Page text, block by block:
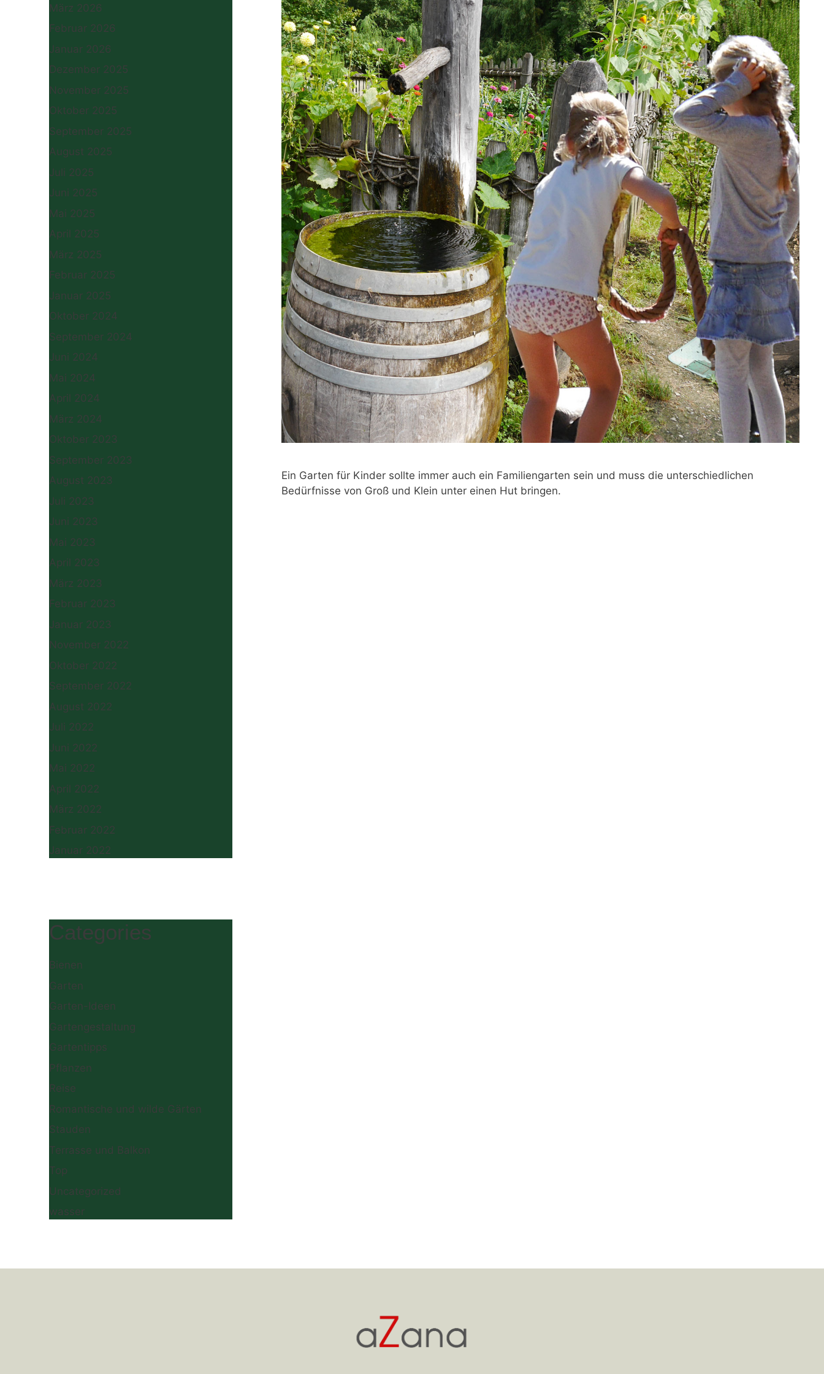
Ein Garten für Kinder sollte immer auch ein Familiengarten sein und muss die unterschiedlichen
Bedürfnisse von Groß und Klein unter einen Hut bringen.
März 2026
Februar 2026
Januar 2026
Dezember 2025
November 2025
Oktober 2025
September 2025
August 2025
Juli 2025
Juni 2025
Mai 2025
April 2025
März 2025
Februar 2025
Januar 2025
Oktober 2024
September 2024
Juni 2024
Mai 2024
April 2024
März 2024
Oktober 2023
September 2023
August 2023
Juli 2023
Juni 2023
Mai 2023
April 2023
März 2023
Februar 2023
Januar 2023
November 2022
Oktober 2022
September 2022
August 2022
Juli 2022
Juni 2022
Mai 2022
April 2022
März 2022
Februar 2022
Januar 2022
Categories
Bienen
Garten
Garten-Ideen
Gartengestaltung
Gartentipps
Pflanzen
Reise
Romantische und wilde Gärten
Stauden
Terrasse und Balkon
Top
Uncategorized
wasser